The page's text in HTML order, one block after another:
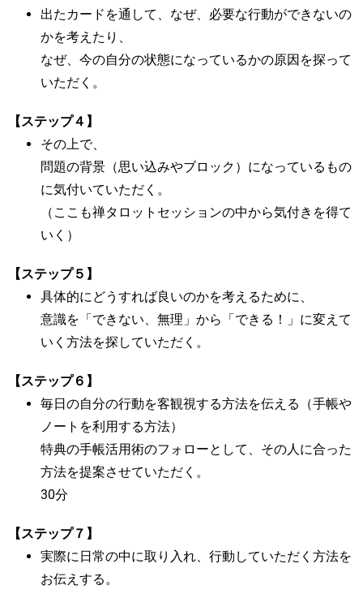
出たカードを通して、なぜ、必要な行動ができないの
かを考えたり、
なぜ、今の自分の状態になっているかの原因を探って
いただく。
【ステップ４】
その上で、
問題の背景（思い込みやブロック）になっているもの
に気付いていただく。
（ここも禅タロットセッションの中から気付きを得て
いく）
【ステップ５】
具体的にどうすれば良いのかを考えるために、
意識を「できない、無理」から「できる！」に変えて
いく方法を探していただく。
【ステップ６】
毎日の自分の行動を客観視する方法を伝える（手帳や
ノートを利用する方法）
特典の手帳活用術のフォローとして、その人に合った
方法を提案させていただく。
30分
【ステップ７】
実際に日常の中に取り入れ、行動していただく方法を
お伝えする。